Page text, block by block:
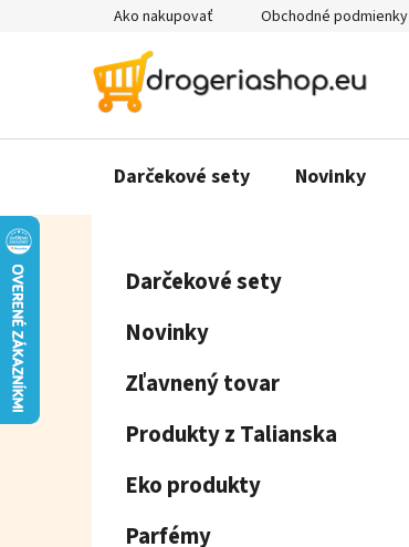
Ako nakupovať Obchodné podmienky
Darčekové sety Novinky
Preskočiť
kategórie
Darčekové sety
Novinky
Zľavnený tovar
Produkty z Talianska
Eko produkty
Parfémy